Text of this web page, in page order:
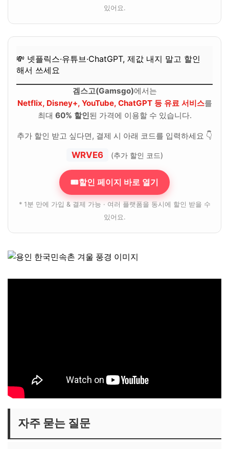
있어요.
💸 넷플릭스·유튜브·ChatGPT, 제값 내지 말고 할인
해서 쓰세요
겜스고(Gamsgo)에서는
Netflix, Disney+, YouTube, ChatGPT 등 유료 서비스를
최대 60% 할인된 가격에 이용할 수 있습니다.
추가 할인 받고 싶다면, 결제 시 아래 코드를 입력하세요 👇
WRVE6 (추가 할인 코드)
🎟할인 페이지 바로 열기
* 1분 만에 가입 & 결제 가능 · 여러 플랫폼을 동시에 할인 받을 수
있어요.
자주 묻는 질문